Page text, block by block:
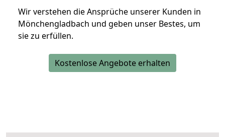
Wir verstehen die Ansprüche unserer Kunden in
Mönchengladbach und geben unser Bestes, um
sie zu erfüllen.
Kostenlose Angebote erhalten